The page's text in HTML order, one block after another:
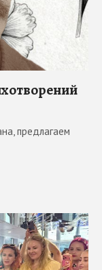
предлагаем